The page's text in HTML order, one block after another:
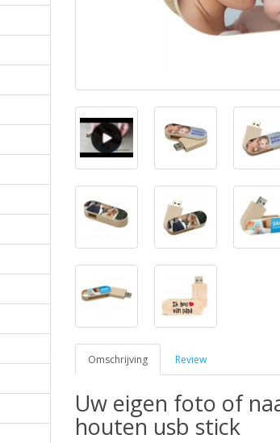
Omschrijving Review
Uw eigen foto of
houten usb stick